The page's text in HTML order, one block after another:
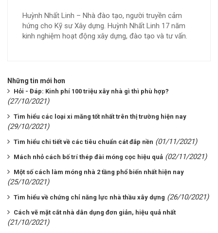
Huỳnh Nhất Linh – Nhà đào tạo, người truyền cảm
hứng cho Kỹ sư Xây dựng. Huỳnh Nhất Linh 17 năm
kinh nghiệm hoạt động xây dựng, đào tạo và tư vấn.
Những tin mới hơn
Hỏi - Đáp: Kinh phí 100 triệu xây nhà gì thì phù hợp?
(27/10/2021)
Tìm hiểu các loại xi măng tốt nhất trên thị trường hiện nay
(29/10/2021)
Tìm hiểu chi tiết về các tiêu chuẩn cát đắp nền (01/11/2021)
Mách nhỏ cách bố trí thép đài móng cọc hiệu quả (02/11/2021)
Một số cách làm móng nhà 2 tầng phổ biến nhất hiện nay
(25/10/2021)
Tìm hiểu về chứng chỉ năng lực nhà thầu xây dựng (26/10/2021)
Cách vẽ mặt cắt nhà dân dụng đơn giản, hiệu quả nhất
(21/10/2021)